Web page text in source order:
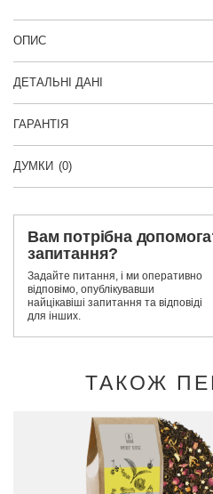
ОПИС
ДЕТАЛЬНІ ДАНІ
ГАРАНТІЯ
ДУМКИ (0)
Вам потрібна
запитання?
Задайте питання, і ми оперативно
відповімо, опублікувавши
найцікавіші запитання та відповіді
для інших.
ТАКОЖ